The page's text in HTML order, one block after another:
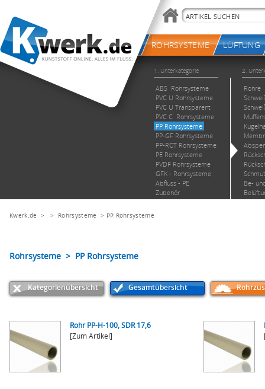
Kwerk.de > > Rohrsysteme > PP Rohrsysteme
Rohrsysteme > PP Rohrsysteme
Kategorienübersicht Gesamtübersicht
Rohr PP-H-100, SDR 17,6
[Zum Artikel]